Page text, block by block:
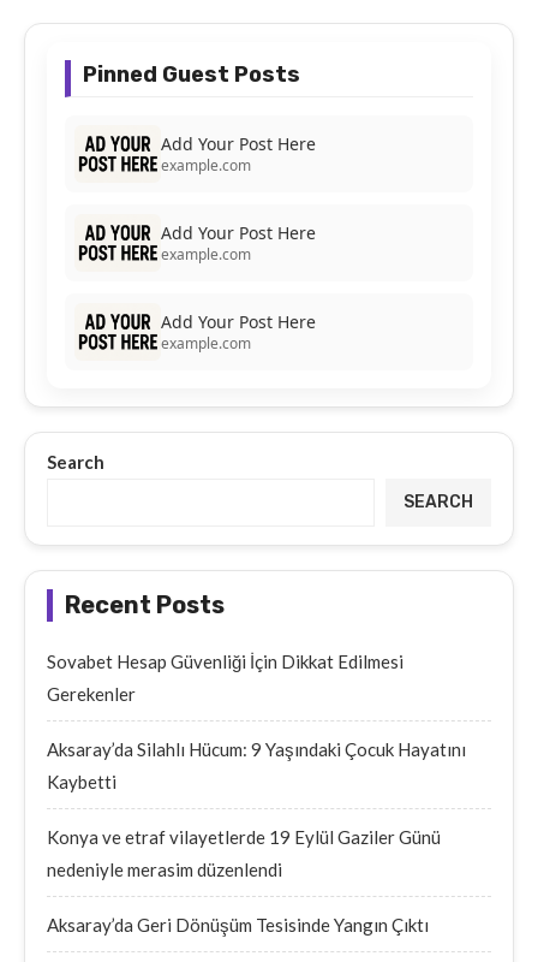
Pinned Guest Posts
Add Your Post Here
example.com
Add Your Post Here
example.com
Add Your Post Here
example.com
Search
SEARCH
Recent Posts
Sovabet Hesap Güvenliği İçin Dikkat Edilmesi
Gerekenler
Aksaray’da Silahlı Hücum: 9 Yaşındaki Çocuk Hayatını
Kaybetti
Konya ve etraf vilayetlerde 19 Eylül Gaziler Günü
nedeniyle merasim düzenlendi
Aksaray’da Geri Dönüşüm Tesisinde Yangın Çıktı